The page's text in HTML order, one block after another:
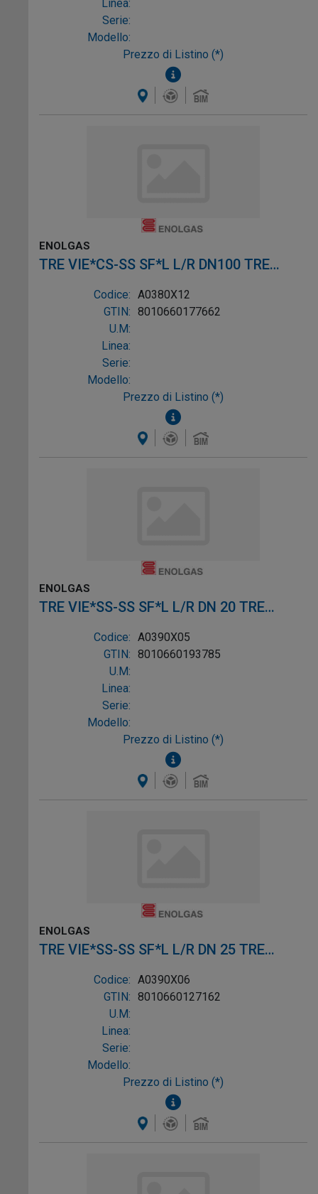
Linea:
Serie:
Modello:
Prezzo di Listino (*)
ENOLGAS
TRE VIE*CS-SS SF*L L/R DN100 TRE
VIE*CS-SS SF*L L/R DN10
Codice: A0380X12
GTIN: 8010660177662
U.M:
Linea:
Serie:
Modello:
Prezzo di Listino (*)
ENOLGAS
TRE VIE*SS-SS SF*L L/R DN 20 TRE
VIE*SS-SS SF*L L/R DN 2
Codice: A0390X05
GTIN: 8010660193785
U.M:
Linea:
Serie:
Modello:
Prezzo di Listino (*)
ENOLGAS
TRE VIE*SS-SS SF*L L/R DN 25 TRE
VIE*SS-SS SF*L L/R DN 2
Codice: A0390X06
GTIN: 8010660127162
U.M:
Linea:
Serie:
Modello:
Prezzo di Listino (*)